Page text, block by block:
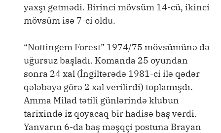
yaxşı getmədi. Birinci mövsüm 14-cü, ikinci
mövsüm isə 7-ci oldu.
“Nottingem Forest” 1974/75 mövsümünə də
uğursuz başladı. Komanda 25 oyundan
sonra 24 xal (İngiltərədə 1981-ci ilə qədər
qələbəyə görə 2 xal verilirdi) toplamışdı.
Amma Milad tətili günlərində klubun
tarixində iz qoyacaq bir hadisə baş verdi.
Yanvarın 6-da baş məşqçi postuna Brayan